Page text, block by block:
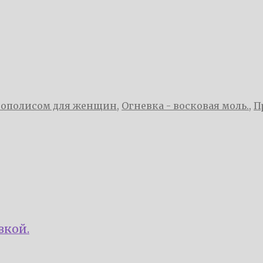
для женщин, Огневка - восковая моль.,